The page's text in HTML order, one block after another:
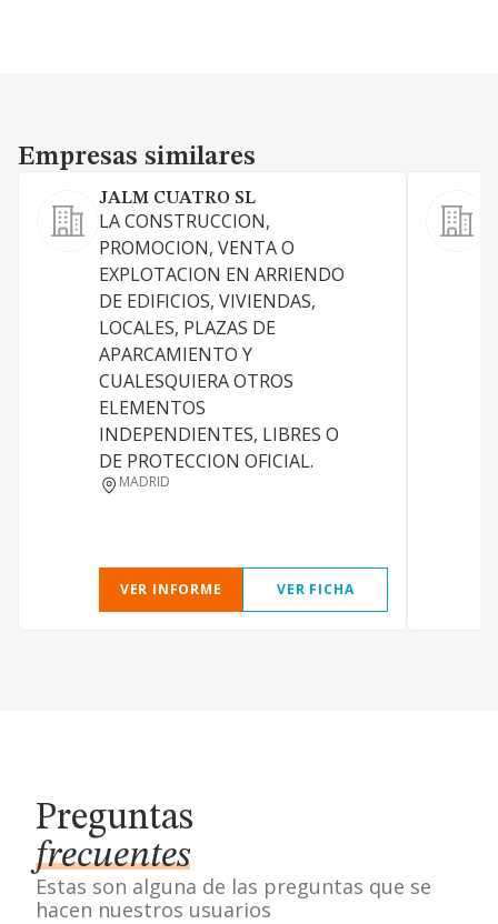
Empresas similares
Empresas similares
JALM CUATRO SL
LA CONSTRUCCION,
PROMOCION, VENTA O
EXPLOTACION EN ARRIENDO
DE EDIFICIOS, VIVIENDAS,
LOCALES, PLAZAS DE
APARCAMIENTO Y
CUALESQUIERA OTROS
ELEMENTOS
INDEPENDIENTES, LIBRES O
DE PROTECCION OFICIAL.
MADRID
VER INFORME VER FICHA
Preguntas
frecuentes
Estas son alguna de las preguntas que se
hacen nuestros usuarios